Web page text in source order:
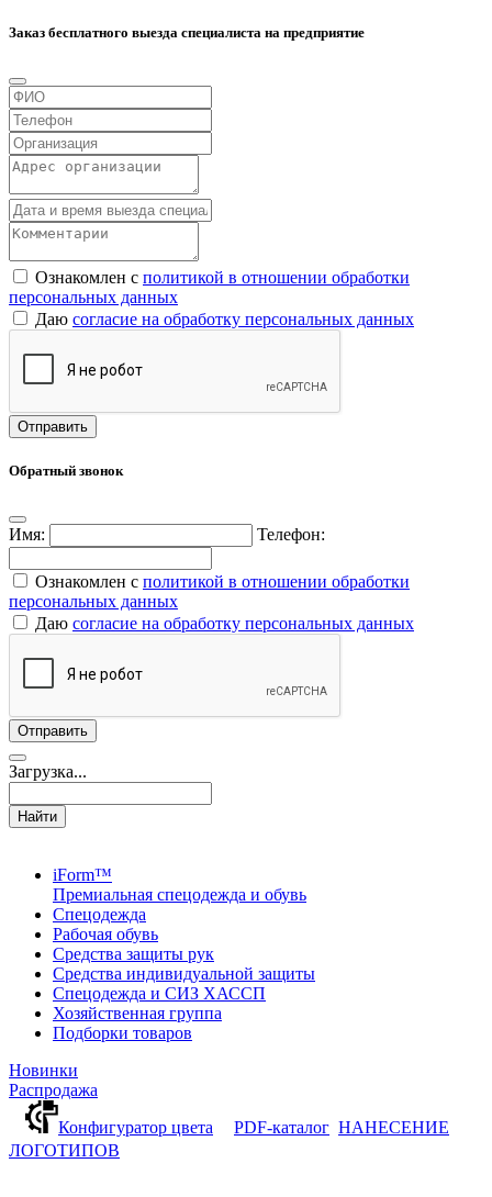
Заказ бесплатного выезда специалиста на предприятие
Ознакомлен с политикой в отношении обработки
персональных данных
Даю согласие на обработку персональных данных
Обратный звонок
Имя: Телефон:
Ознакомлен с политикой в отношении обработки
персональных данных
Даю согласие на обработку персональных данных
Загрузка...
Найти
iForm™
Премиальная спецодежда и обувь
Спецодежда
Рабочая обувь
Средства защиты рук
Средства индивидуальной защиты
Спецодежда и СИЗ ХАССП
Хозяйственная группа
Подборки товаров
Новинки
Распродажа
Конфигуратор цвета
PDF-каталог НАНЕСЕНИЕ
ЛОГОТИПОВ